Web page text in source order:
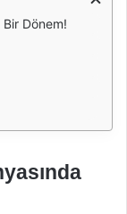
Bir Dönem!